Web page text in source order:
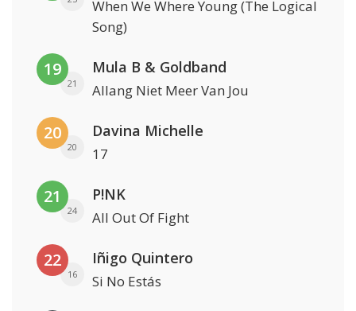
When We Where Young (The Logical
Song)
19
21
Mula B & Goldband
Allang Niet Meer Van Jou
20
20
Davina Michelle
17
21
24
P!NK
All Out Of Fight
22
16
Iñigo Quintero
Si No Estás